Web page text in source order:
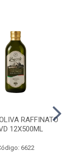
RAFFINATO
12X500ML
6622